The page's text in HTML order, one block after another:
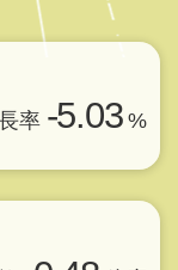
率 -5.03 %